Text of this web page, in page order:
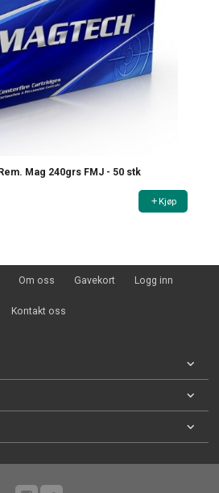
Mag 240grs FMJ - 50 stk
Kjøp
Om oss Gavekort Logg inn
Kontakt oss